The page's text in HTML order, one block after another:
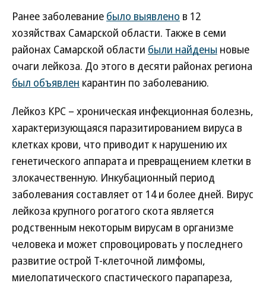
Ранее заболевание было выявлено в 12
хозяйствах Самарской области. Также в семи
районах Самарской области были найдены новые
очаги лейкоза. До этого в десяти районах региона
был объявлен карантин по заболеванию.
Лейкоз КРС – хроническая инфекционная болезнь,
характеризующаяся паразитированием вируса в
клетках крови, что приводит к нарушению их
генетического аппарата и превращением клетки в
злокачественную. Инкубационный период
заболевания составляет от 14 и более дней. Вирус
лейкоза крупного рогатого скота является
родственным некоторым вирусам в организме
человека и может спровоцировать у последнего
развитие острой Т-клеточной лимфомы,
миелопатического спастического парапареза,